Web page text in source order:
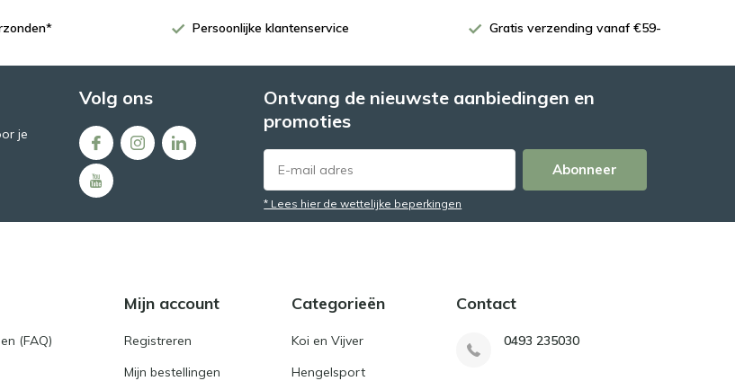
Persoonlijke klantenservice Gratis verzending vanaf €59-
je
Volg ons
Ontvang de nieuwste aanbiedingen en
promoties
Abonneer
* Lees hier de wettelijke beperkingen
(FAQ)
Mijn account
Registreren
Mijn bestellingen
Categorieën
Koi en Vijver
Hengelsport
Contact
0493 235030